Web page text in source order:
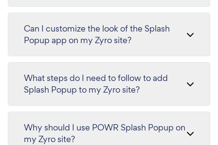
Can I customize the look of the Splash
Popup app on my Zyro site?
What steps do I need to follow to add
Splash Popup to my Zyro site?
Why should I use POWR Splash Popup on
my Zyro site?